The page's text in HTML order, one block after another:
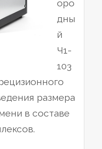
оро
дны
й
Ч1-
103
размера
в составе